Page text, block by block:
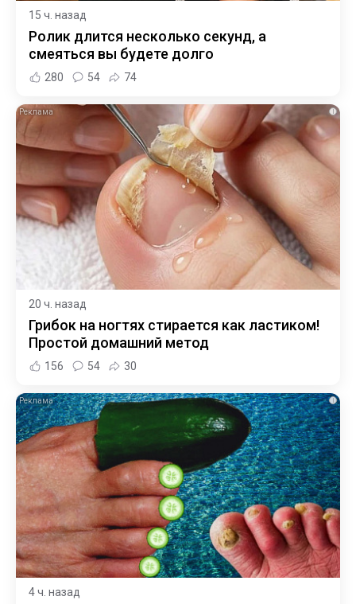
15 ч. назад
Ролик длится несколько секунд, а
смеяться вы будете долго
280 54 74
i
20 ч. назад
Грибок на ногтях стирается как ластиком!
Простой домашний метод
156 54 30
i
4 ч. назад